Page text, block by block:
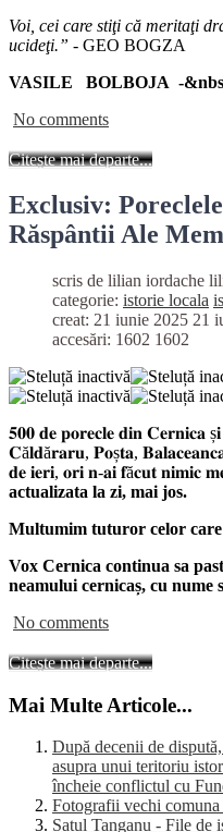
Voi, cei care stiţi că meritaţi
ucideţi.” - GEO BOGZA
VASILE BOLBOJA -
No comments
Citește mai departe...
Exclusiv:
Răspântii Ale
scris de lilian iordache
categorie: istorie locala
creat: 21 iunie 2025 21
accesări: 1602 1602
𝟓𝟎𝟎 𝐝𝐞 𝐩𝐨𝐫𝐞𝐜𝐥𝐞 𝐝𝐢𝐧 𝐂𝐞𝐫𝐧𝐢𝐜𝐚
𝐂ă𝐥𝐝ă𝐫𝐚𝐫𝐮, 𝐏𝐨ș𝐭𝐚,
𝐝𝐞 𝐢𝐞𝐫𝐢, 𝐨𝐫𝐢 𝐧-𝐚𝐢 𝐟ă𝐜𝐮𝐭 𝐧𝐢𝐦𝐢𝐜
actualizata la zi, mai jos.
Multumim tuturor celor care
Vox Cernica continua sa
neamului cernicaș, cu nume
No comments
Citește mai departe...
Mai Multe Articole...
După decenii de
asupra unui teritoriu
încheie conflictul cu
Fotografii vechi comuna
Satul Tanganu - File de